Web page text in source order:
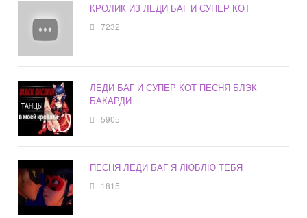
КРОЛИК ИЗ ЛЕДИ БАГ И СУПЕР КОТ
7232
ЛЕДИ БАГ И СУПЕР КОТ ПЕСНЯ БЛЭК
БАКАРДИ
5905
ПЕСНЯ ЛЕДИ БАГ Я ЛЮБЛЮ ТЕБЯ
1815